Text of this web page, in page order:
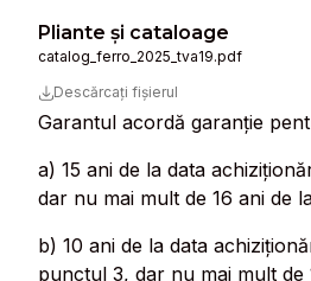
Pliante și cataloage
catalog_ferro_2025_tva19.pdf
Descărcați fișierul
Garantul acordă garanție
a) 15 ani de la data
dar nu mai mult de 16 ani de
b) 10 ani de la data
punctul 3, dar nu mai mult de